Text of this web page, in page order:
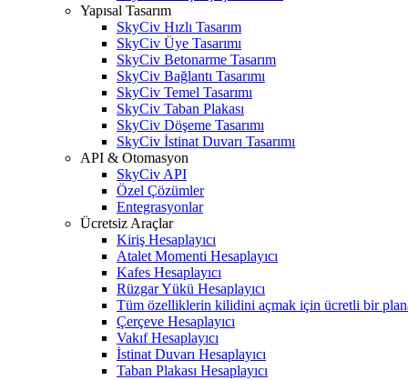
Yapısal Tasarım
SkyCiv Hızlı Tasarım
SkyCiv Üye Tasarımı
SkyCiv Betonarme Tasarım
SkyCiv Bağlantı Tasarımı
SkyCiv Temel Tasarımı
SkyCiv Taban Plakası
SkyCiv Döşeme Tasarımı
SkyCiv İstinat Duvarı Tasarımı
API & Otomasyon
SkyCiv API
Özel Çözümler
Entegrasyonlar
Ücretsiz Araçlar
Kiriş Hesaplayıcı
Atalet Momenti Hesaplayıcı
Kafes Hesaplayıcı
Rüzgar Yükü Hesaplayıcı
Tüm özelliklerin kilidini açmak için ücretli bir
Çerçeve Hesaplayıcı
Vakıf Hesaplayıcı
İstinat Duvarı Hesaplayıcı
Taban Plakası Hesaplayıcı